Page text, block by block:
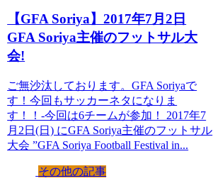
【GFA Soriya】2017年7月2日
GFA Soriya主催のフットサル大
会!
ご無沙汰しております。GFA Soriyaで
す！今回もサッカーネタになりま
す！！-今回は6チームが参加！ 2017年7
月2日(日) にGFA Soriya主催のフットサル
大会 ”GFA Soriya Football Festival in...
その他の記事